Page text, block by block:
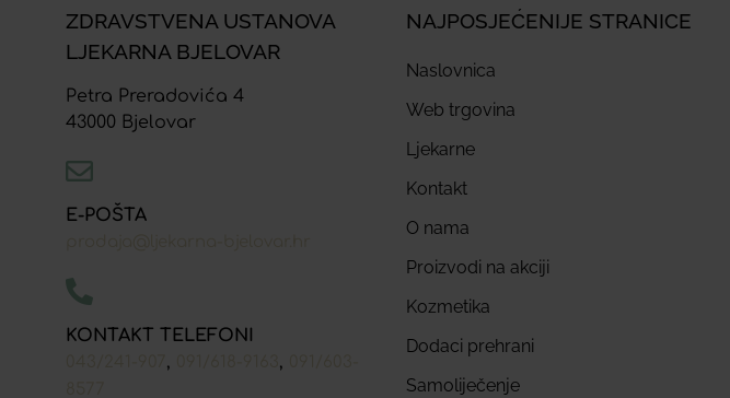
ZDRAVSTVENA USTANOVA
LJEKARNA BJELOVAR
Petra Preradovića 4
43000 Bjelovar
E-POŠTA
KONTAKT TELEFONI
, ,
NAJPOSJEĆENIJE STRANICE
Naslovnica
Web trgovina
Ljekarne
Kontakt
O nama
Proizvodi na akciji
Kozmetika
Dodaci prehrani
Samoliječenje